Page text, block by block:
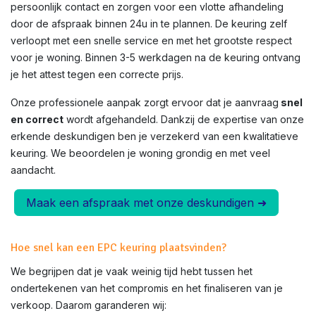
persoonlijk contact en zorgen voor een vlotte afhandeling
door de afspraak binnen 24u in te plannen. De keuring zelf
verloopt met een snelle service en met het grootste respect
voor je woning. Binnen 3-5 werkdagen na de keuring ontvang
je het attest tegen een correcte prijs.
Onze professionele aanpak zorgt ervoor dat je aanvraag snel
en correct wordt afgehandeld. Dankzij de expertise van onze
erkende deskundigen ben je verzekerd van een kwalitatieve
keuring. We beoordelen je woning grondig en met veel
aandacht.
Maak een afspraak met onze deskundigen ➜
Hoe snel kan een EPC keuring plaatsvinden?
We begrijpen dat je vaak weinig tijd hebt tussen het
ondertekenen van het compromis en het finaliseren van je
verkoop. Daarom garanderen wij: